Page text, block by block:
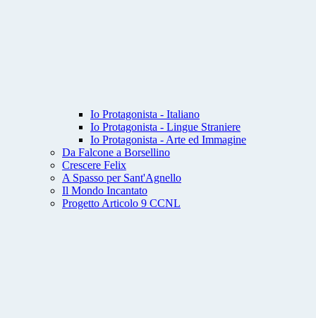
Io Protagonista - Italiano
Io Protagonista - Lingue Straniere
Io Protagonista - Arte ed Immagine
Da Falcone a Borsellino
Crescere Felix
A Spasso per Sant'Agnello
Il Mondo Incantato
Progetto Articolo 9 CCNL